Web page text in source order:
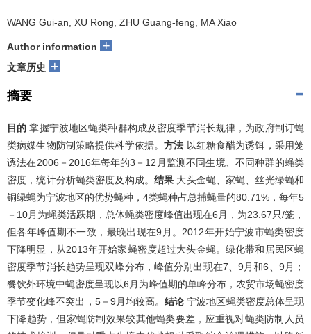
WANG Gui-an, XU Rong, ZHU Guang-feng, MA Xiao
Author information +
文章历史 +
摘要
目的 掌握宁波地区蝇类种群构成及密度季节消长规律，为政府制订蝇
类病媒生物防制策略提供科学依据。方法 以红糖食醋为诱饵，采用笼
诱法在2006－2016年每年的3－12月监测不同生境、不同种群的蝇类
密度，统计分析蝇类密度及构成。 结果 大头金蝇、家蝇、丝光绿蝇和
铜绿蝇为宁波地区的优势蝇种，4类蝇种占总捕蝇量的80.71%，每年5
－10月为蝇类活跃期，总体蝇类密度峰值出现在6月，为23.67只/笼，
但各年峰值期不一致，最晚出现在9月。2012年开始宁波市蝇类密度
下降明显，从2013年开始家蝇密度超过大头金蝇。绿化带和居民区蝇
密度季节消长趋势呈现双峰分布，峰值分别出现在7、9月和6、9月；
餐饮外环境中蝇密度呈现以6月为峰值期的单峰分布，农贸市场蝇密度
季节变化峰不突出，5－9月均较高。结论 宁波地区蝇类密度总体呈现
下降趋势，但家蝇防制效果较其他蝇类要差，应重视对蝇类防制人员